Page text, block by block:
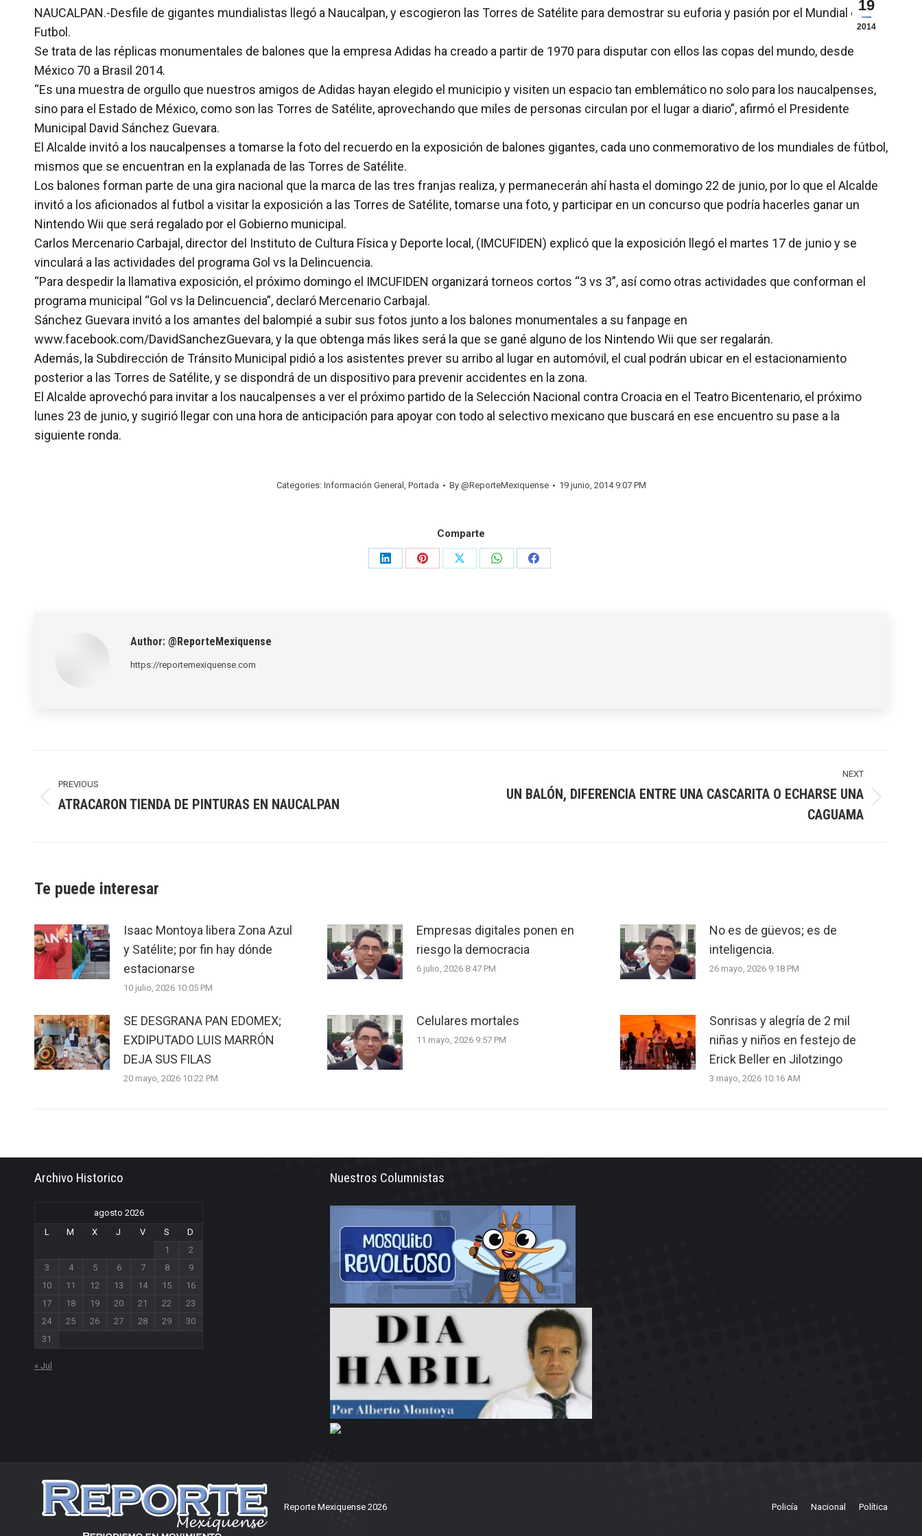
19
2014
NAUCALPAN.-Desfile de gigantes mundialistas llegó a Naucalpan, y escogieron las Torres de Satélite para demostrar su euforia y pasión por el Mundial de
Futbol.
Se trata de las réplicas monumentales de balones que la empresa Adidas ha creado a partir de 1970 para disputar con ellos las copas del mundo, desde
México 70 a Brasil 2014.
“Es una muestra de orgullo que nuestros amigos de Adidas hayan elegido el municipio y visiten un espacio tan emblemático no solo para los naucalpenses,
sino para el Estado de México, como son las Torres de Satélite, aprovechando que miles de personas circulan por el lugar a diario”, afirmó el Presidente
Municipal David Sánchez Guevara.
El Alcalde invitó a los naucalpenses a tomarse la foto del recuerdo en la exposición de balones gigantes, cada uno conmemorativo de los mundiales de fútbol,
mismos que se encuentran en la explanada de las Torres de Satélite.
Los balones forman parte de una gira nacional que la marca de las tres franjas realiza, y permanecerán ahí hasta el domingo 22 de junio, por lo que el Alcalde
invitó a los aficionados al futbol a visitar la exposición a las Torres de Satélite, tomarse una foto, y participar en un concurso que podría hacerles ganar un
Nintendo Wii que será regalado por el Gobierno municipal.
Carlos Mercenario Carbajal, director del Instituto de Cultura Física y Deporte local, (IMCUFIDEN) explicó que la exposición llegó el martes 17 de junio y se
vinculará a las actividades del programa Gol vs la Delincuencia.
“Para despedir la llamativa exposición, el próximo domingo el IMCUFIDEN organizará torneos cortos “3 vs 3”, así como otras actividades que conforman el
programa municipal “Gol vs la Delincuencia”, declaró Mercenario Carbajal.
Sánchez Guevara invitó a los amantes del balompié a subir sus fotos junto a los balones monumentales a su fanpage en
www.facebook.com/DavidSanchezGuevara, y la que obtenga más likes será la que se gané alguno de los Nintendo Wii que ser regalarán.
Además, la Subdirección de Tránsito Municipal pidió a los asistentes prever su arribo al lugar en automóvil, el cual podrán ubicar en el estacionamiento
posterior a las Torres de Satélite, y se dispondrá de un dispositivo para prevenir accidentes en la zona.
El Alcalde aprovechó para invitar a los naucalpenses a ver el próximo partido de la Selección Nacional contra Croacia en el Teatro Bicentenario, el próximo
lunes 23 de junio, y sugirió llegar con una hora de anticipación para apoyar con todo al selectivo mexicano que buscará en ese encuentro su pase a la
siguiente ronda.
Categories: Información General , Portada By @ReporteMexiquense 19 junio, 2014 9:07 PM
Comparte
Share
Share
Share
Share
Share
Author: @ReporteMexiquense
https://reportemexiquense.com
navigation
PREVIOUS
Previous
ATRACARON TIENDA DE PINTURAS EN NAUCALPAN
NEXT
UN BALÓN, DIFERENCIA ENTRE UNA CASCARITA O ECHARSE UNA
CAGUAMA
Te puede interesar
Isaac Montoya libera Zona Azul
y Satélite; por fin hay dónde
estacionarse
10 julio, 2026 10:05 PM
Empresas digitales ponen en
riesgo la democracia
6 julio, 2026 8:47 PM
No es de güevos; es de
inteligencia.
26 mayo, 2026 9:18 PM
SE DESGRANA PAN EDOMEX;
EXDIPUTADO LUIS MARRÓN
DEJA SUS FILAS
20 mayo, 2026 10:22 PM
Celulares mortales
11 mayo, 2026 9:57 PM
Sonrisas y alegría de 2 mil
niñas y niños en festejo de
Erick Beller en Jilotzingo
3 mayo, 2026 10:16 AM
Archivo Historico
agosto 2026
L
M X J V S
D
1
2
3
4 5 6 7 8
9
10
11 12 13 14 15
16
17
18 19 20 21 22
23
24
25 26 27 28 29
30
31
« Jul
Nuestros Columnistas
Reporte Mexiquense 2026 Policía Nacional Política